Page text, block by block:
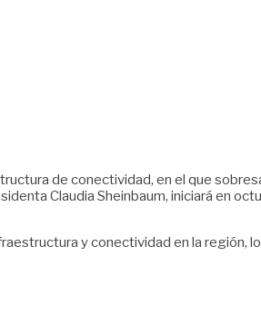
de conectividad, en el que
Claudia Sheinbaum, iniciará en
y conectividad en la región,